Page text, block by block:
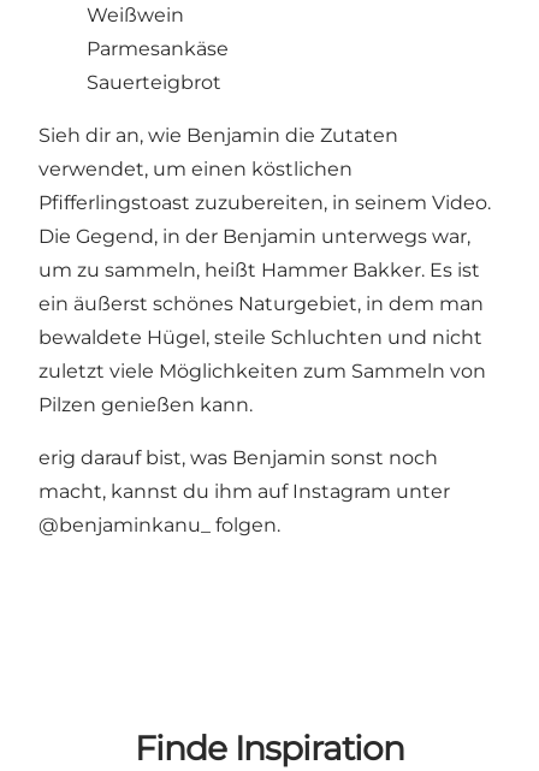
Weißwein
Parmesankäse
Sauerteigbrot
Sieh dir an, wie Benjamin die Zutaten
verwendet, um einen köstlichen
Pfifferlingstoast zuzubereiten, in seinem Video.
Die Gegend, in der Benjamin unterwegs war,
um zu sammeln, heißt Hammer Bakker. Es ist
ein äußerst schönes Naturgebiet, in dem man
bewaldete Hügel, steile Schluchten und nicht
zuletzt viele Möglichkeiten zum Sammeln von
Pilzen genießen kann.
erig darauf bist, was Benjamin sonst noch
macht, kannst du ihm auf Instagram unter
@benjaminkanu_
folgen.
Finde Inspiration